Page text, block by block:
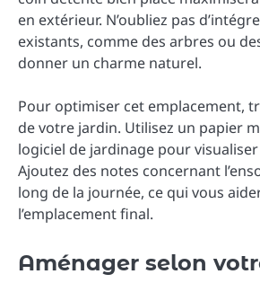
en extérieur. N’oubliez pas
existants, comme des arbres ou
donner un charme naturel.
Pour optimiser cet emplacement,
de votre jardin. Utilisez un papier
logiciel de jardinage pour
Ajoutez des notes concernant
long de la journée, ce qui vous
l’emplacement final.
Aménager selon